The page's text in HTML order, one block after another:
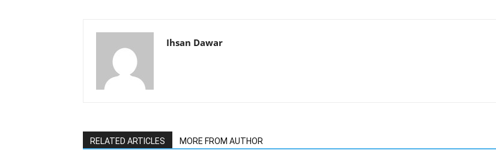
Ihsan Dawar
RELATED ARTICLES MORE FROM AUTHOR